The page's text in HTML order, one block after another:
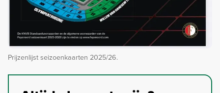
Prijzenlijst seizoenkaarten 2025/26.